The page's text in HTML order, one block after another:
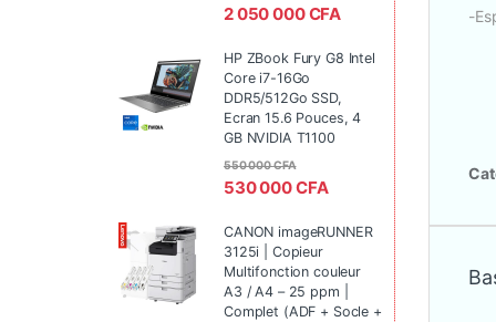
-
2 050 000CFA
HP ZBook Fury G8 Intel
Core i7-16Go
DDR5/512Go SSD,
Ecran 15.6 Pouces, 4
GB NVIDIA T1100
530 000CFA
550 000CFA
CANON imageRUNNER
3125i | Copieur
Multifonction couleur
A3 / A4 – 25 ppm |
Complet (ADF + Socle +